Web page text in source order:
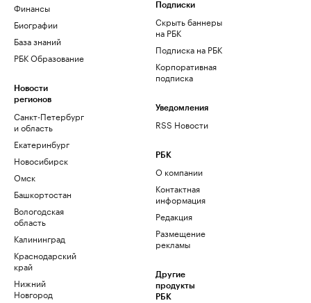
Финансы
Биографии
База знаний
РБК Образование
Новости
регионов
Санкт-Петербург
и область
Екатеринбург
Новосибирск
Омск
Башкортостан
Вологодская
область
Калининград
Краснодарский
край
Нижний
Новгород
Подписки
Скрыть баннеры
на РБК
Подписка на РБК
Корпоративная
подписка
Уведомления
RSS Новости
РБК
О компании
Контактная
информация
Редакция
Размещение
рекламы
Другие
продукты
РБК